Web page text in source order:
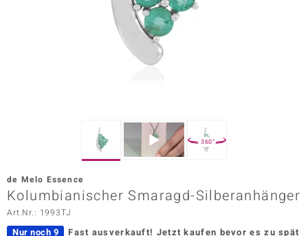
Vogue
360°
de Melo Essence
Kolumbianischer Smaragd-Silberanhänger
Art.Nr.: 1993TJ
Nur noch 9 Fast ausverkauft! Jetzt kaufen bevor es zu spät